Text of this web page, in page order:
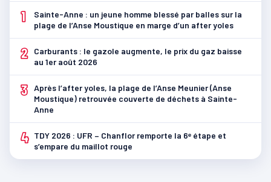
1
Sainte-Anne : un jeune homme blessé par balles sur la
plage de l’Anse Moustique en marge d’un after yoles
2
Carburants : le gazole augmente, le prix du gaz baisse
au 1er août 2026
3 Après l’after yoles, la plage de l’Anse Meunier (Anse
Moustique) retrouvée couverte de déchets à Sainte-
Anne
4 TDY 2026 : UFR – Chanflor remporte la 6ᵉ étape et
s’empare du maillot rouge